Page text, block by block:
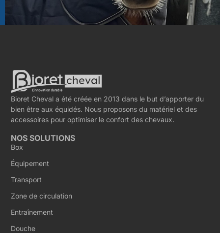
Bioret Cheval a été créée en 2013 dans le but d’apporter du
bien être aux équidés. Nous proposons du matériel et des
accessoires pour optimiser le confort des chevaux.
NOS SOLUTIONS
Box
Équipement
Transport
Zone de circulation
Entraînement
Douche